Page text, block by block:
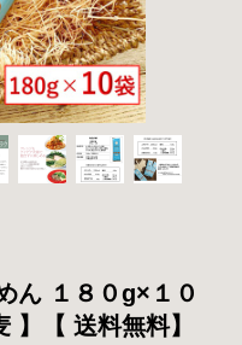
ん １８０g×１０
】【 送料無料】